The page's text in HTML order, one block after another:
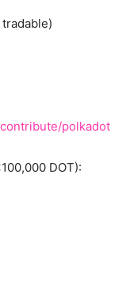
polkadot
DOT):